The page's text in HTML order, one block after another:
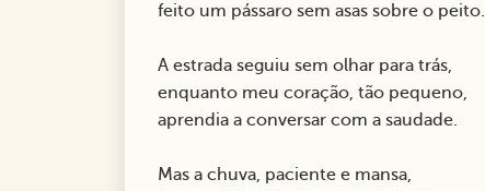
feito um pássaro sem asas sobre o peito.
A estrada seguiu sem olhar para trás,
enquanto meu coração, tão pequeno,
aprendia a conversar com a saudade.
Mas a chuva, paciente e mansa,